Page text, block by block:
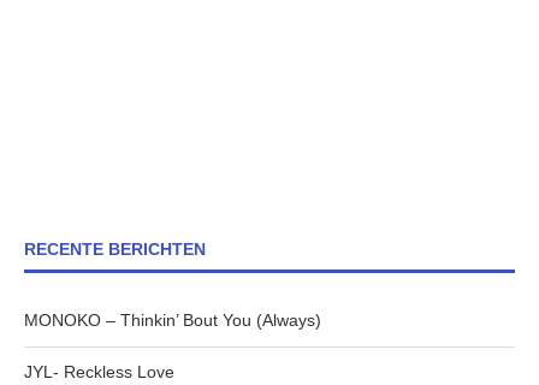
RECENTE BERICHTEN
MONOKO – Thinkin’ Bout You (Always)
JYL- Reckless Love